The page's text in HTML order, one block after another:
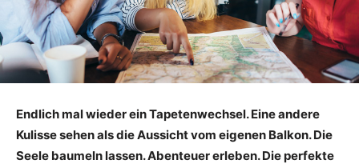
Endlich mal wieder ein Tapetenwechsel. Eine andere
Kulisse sehen als die Aussicht vom eigenen Balkon. Die
Seele baumeln lassen. Abenteuer erleben. Die perfekte